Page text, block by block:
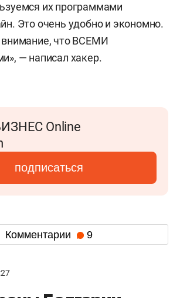
их программами
Это очень удобно и экономно.
внимание, что ВСЕМИ
— написал хакер.
Online
подписаться
Комментарии 9